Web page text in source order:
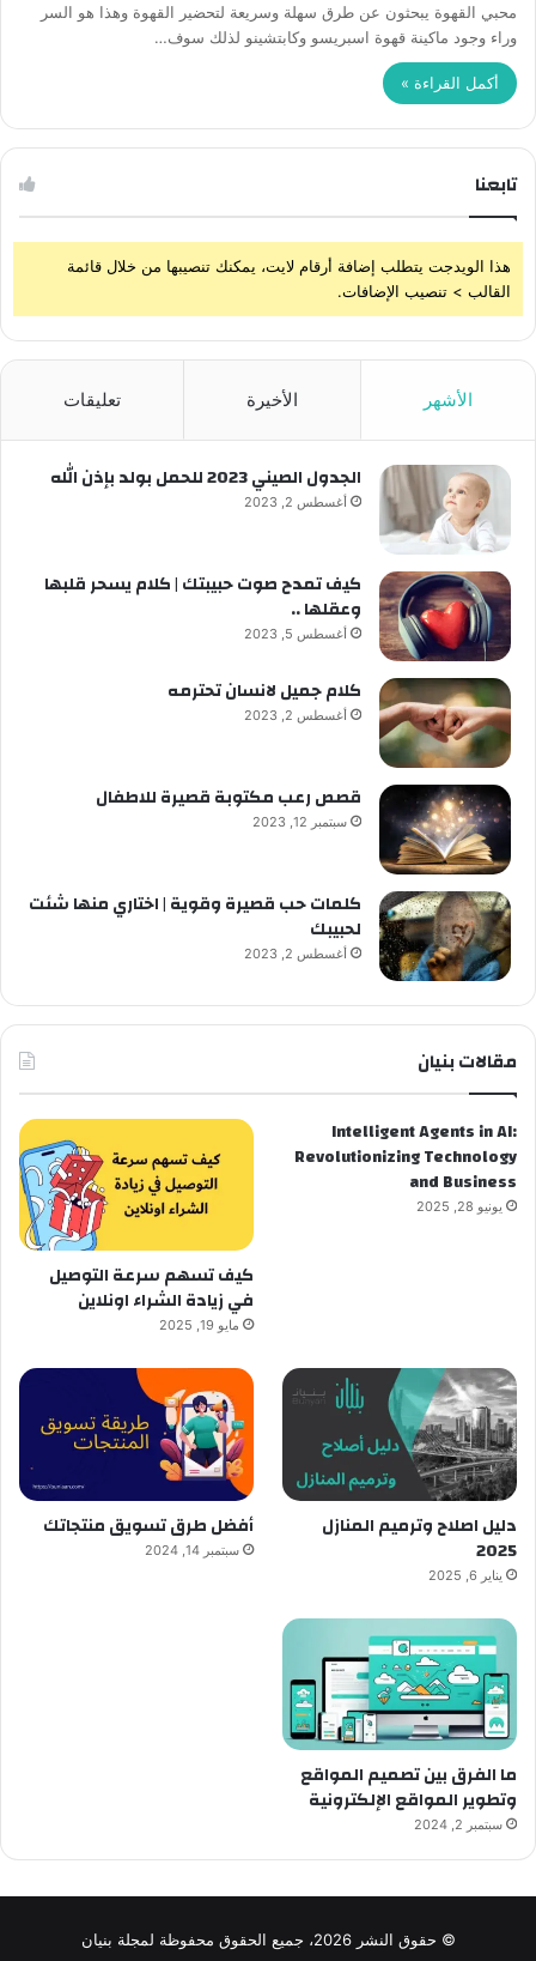
محبي القهوة يبحثون عن طرق سهلة وسريعة لتحضير القهوة وهذا هو السر
وراء وجود ماكينة قهوة اسبريسو وكابتشينو لذلك سوف…
أكمل القراءة »
تابعنا
هذا الويدجت يتطلب إضافة أرقام لايت، يمكنك تنصيبها من خلال قائمة
القالب > تنصيب الإضافات.
الأشهر الأخيرة تعليقات
الجدول الصيني 2023 للحمل بولد بإذن الله
أغسطس 2, 2023
كيف تمدح صوت حبيبتك | كلام يسحر قلبها
وعقلها ..
أغسطس 5, 2023
كلام جميل لانسان تحترمه
أغسطس 2, 2023
قصص رعب مكتوبة قصيرة للاطفال
سبتمبر 12, 2023
كلمات حب قصيرة وقوية | اختاري منها شئت
لحبيبك
أغسطس 2, 2023
مقالات بنيان
Intelligent Agents in AI:
Revolutionizing Technology
and Business
يونيو 28, 2025
كيف تسهم سرعة التوصيل
في زيادة الشراء اونلاين
مايو 19, 2025
دليل اصلاح وترميم المنازل
2025
يناير 6, 2025
أفضل طرق تسويق منتجاتك
سبتمبر 14, 2024
ما الفرق بين تصميم المواقع
وتطوير المواقع الإلكترونية
سبتمبر 2, 2024
© حقوق النشر 2026، جميع الحقوق محفوظة لمجلة بنيان